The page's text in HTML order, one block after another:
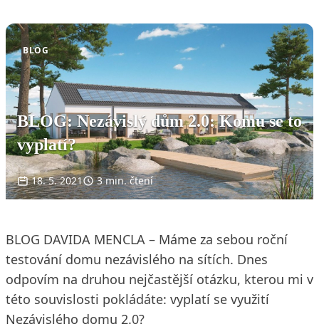
BLOG
BLOG: Nezávislý dům 2.0: Komu se to
vyplatí?
18. 5. 2021 3 min. čtení
BLOG DAVIDA MENCLA – Máme za sebou roční
testování domu nezávislého na sítích. Dnes
odpovím na druhou nejčastější otázku, kterou mi v
této souvislosti pokládáte: vyplatí se využití
Nezávislého domu 2.0?